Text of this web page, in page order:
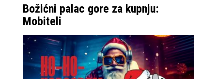
Božićni palac gore za kupnju:
Mobiteli